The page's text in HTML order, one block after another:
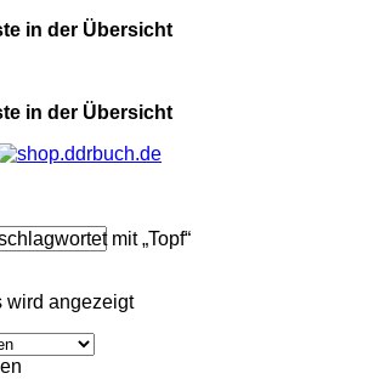
in der Übersicht
in der Übersicht
mit „Topf“
wird angezeigt